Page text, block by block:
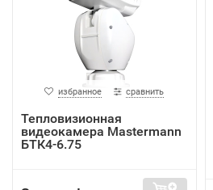
избранное сравнить
Тепловизионная
видеокамера Mastermann
БТК4-6.75